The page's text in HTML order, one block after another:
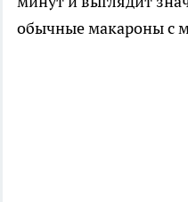
обычные макароны с